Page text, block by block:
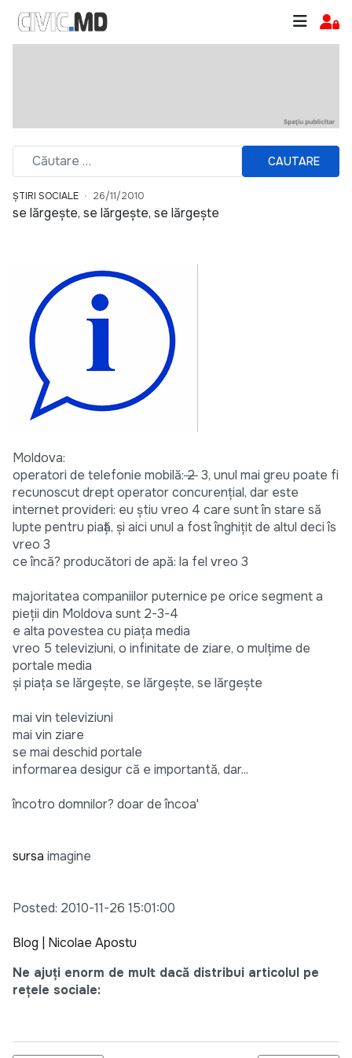
CAUTARE
ȘTIRI SOCIALE 26/11/2010
se lărgeşte, se lărgeşte, se lărgeşte
Moldova:
operatori de telefonie mobilă:23, unul mai greu poate fi
recunoscut drept operator concurenţial, dar este
internet provideri: eu ştiu vreo 4 care sunt în stare să
lupte pentru piaţă, şi aici unul a fost înghiţit de altul deci îs
vreo 3
ce încă? producători de apă: la fel vreo 3
majoritatea companiilor puternice pe orice segment a
pieţii din Moldova sunt 2-3-4
e alta povestea cu piaţa media
vreo 5 televiziuni, o infinitate de ziare, o mulţime de
portale media
şi piaţa se lărgeşte, se lărgeşte, se lărgeşte
mai vin televiziuni
mai vin ziare
se mai deschid portale
informarea desigur că e importantă, dar...
încotro domnilor? doar de încoa'
sursa imagine
Posted: 2010-11-26 15:01:00
Blog | Nicolae Apostu
Ne ajuți enorm de mult dacă distribui articolul pe
rețele sociale: